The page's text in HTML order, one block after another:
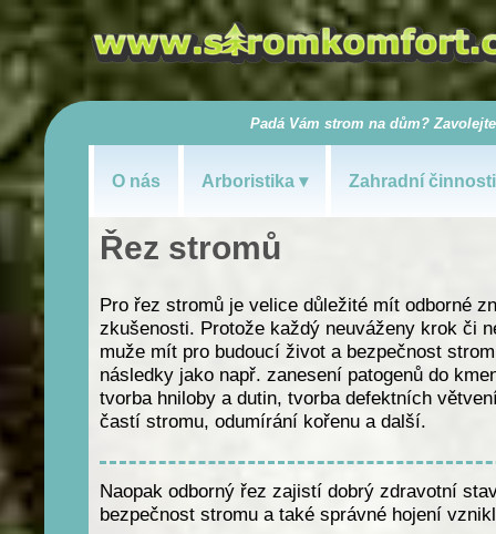
Padá Vám strom na dům?
O nás Arboristika Zahradní činnosti
Řez stromů
Pro řez stromů je velice důležité mít odborné
zkušenosti. Protože každý neuváženy krok či
muže mít pro budoucí život a bezpečnost
následky jako např. zanesení patogenů do
tvorba hniloby a dutin, tvorba defektních
častí stromu, odumírání kořenu a další.
Naopak odborný řez zajistí dobrý zdravotní
bezpečnost stromu a také správné hojení